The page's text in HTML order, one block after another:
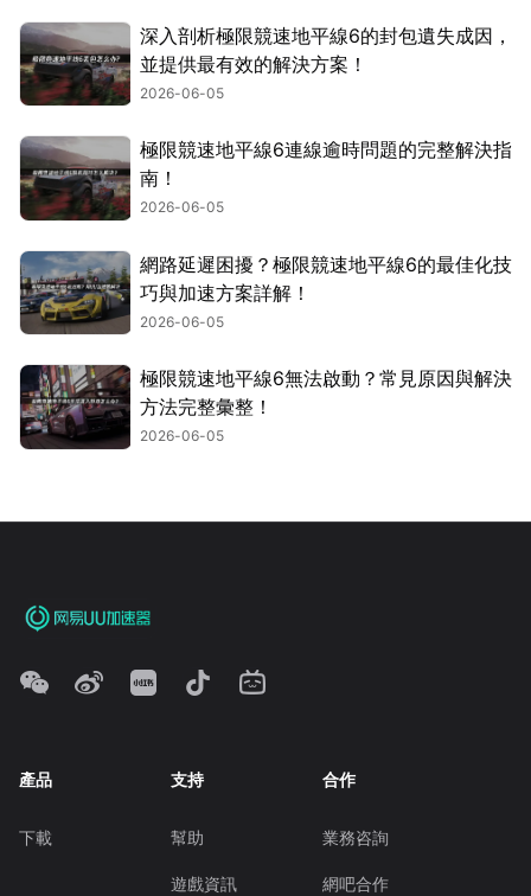
深入剖析極限競速地平線6的封包遺失成因，
並提供最有效的解決方案！
2026-06-05
極限競速地平線6連線逾時問題的完整解決指
南！
2026-06-05
網路延遲困擾？極限競速地平線6的最佳化技
巧與加速方案詳解！
2026-06-05
極限競速地平線6無法啟動？常見原因與解決
方法完整彙整！
2026-06-05
產品
下載
支持
幫助
遊戲資訊
合作
業務咨詢
網吧合作